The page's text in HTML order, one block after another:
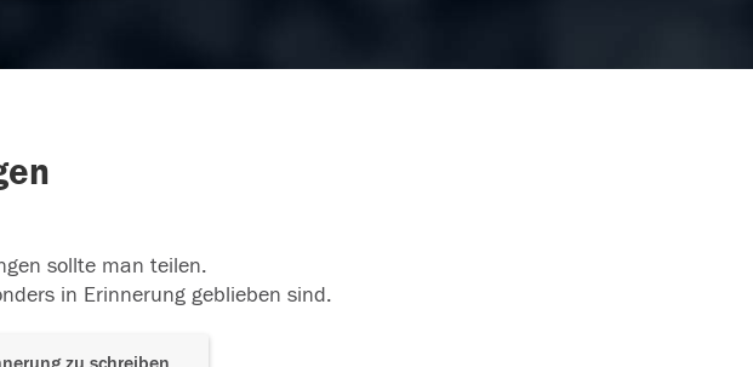
sollte man teilen.
in Erinnerung geblieben sind.